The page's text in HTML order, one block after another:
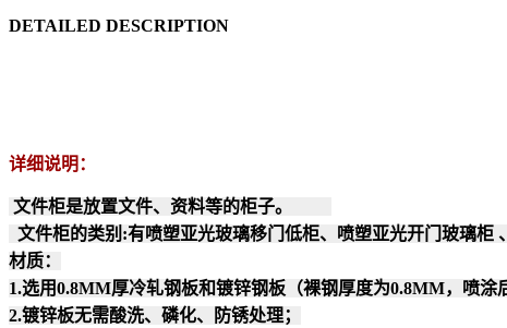
DETAILED DESCRIPTION
详细说明：
文件柜是放置文件、资料等的柜子。
文件柜的类别:有喷塑亚光玻璃移门低柜、喷塑亚光开门玻璃
材质：
1.选用0.8MM厚冷轧钢板和镀锌钢板（裸钢厚度为0.8MM，喷涂
2.镀锌板无需酸洗、磷化、防锈处理；